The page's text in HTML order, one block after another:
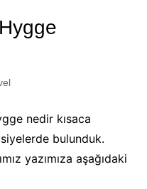
nedir kısaca
bulunduk.
yazımıza aşağıdaki